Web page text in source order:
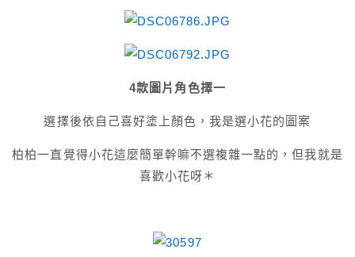
4款圖片角色擇一
選擇後依自己喜好塗上顏色，我是選小花的圖案
柏柏一直覺得小花這麼簡單幹嘛不選複雜一點的，但我就是
喜歡小花呀＊